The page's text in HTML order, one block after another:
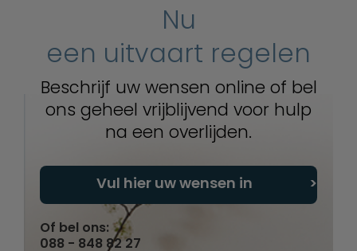
Nu
een uitvaart regelen
Beschrijf uw wensen online of bel
ons geheel vrijblijvend voor hulp
na een overlijden.
Vul hier uw wensen in
Of bel ons:
088 - 848 82 27